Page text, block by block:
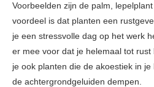
Voorbeelden zijn de palm,
voordeel is dat planten een
je een stressvolle dag op het werk
er mee voor dat je helemaal tot
je ook planten die de akoestiek in
de achtergrondgeluiden dempen.